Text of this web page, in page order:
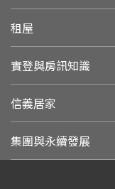
租屋
實登與房訊知識
信義居家
集團與永續發展